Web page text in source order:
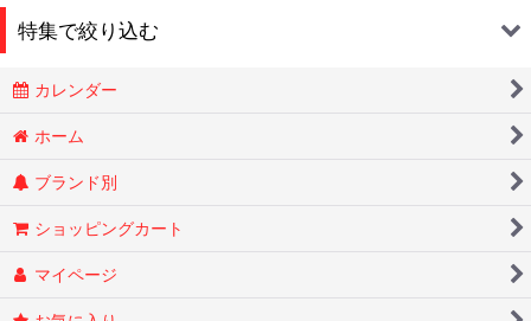
特集で絞り込む
ESSENZE
カレンダー
ホーム
ブランド別
ショッピングカート
マイページ